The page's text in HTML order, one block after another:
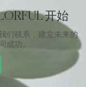
开始
们联系，建立未来的
成功。